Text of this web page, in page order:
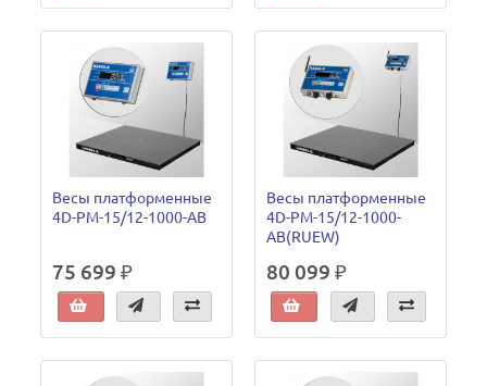
Весы платформенные
4D-PM-15/12-1000-AB
75 699 ₽
Весы платформенные
4D-PM-15/12-1000-
AB(RUEW)
80 099 ₽